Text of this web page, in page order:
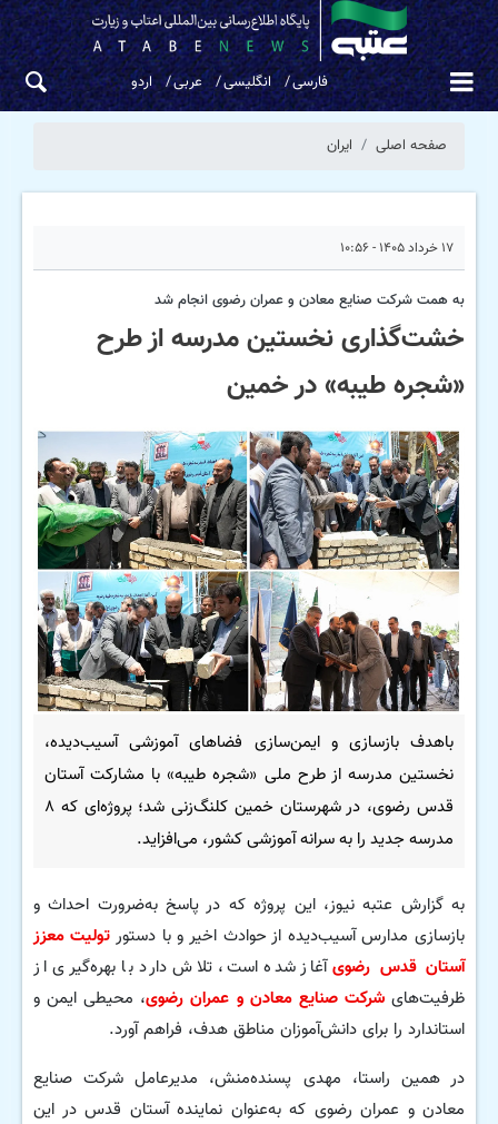
فارسی انگلیسی عربی اردو
صفحه اصلی ایران
۱۷ خرداد ۱۴۰۵ - ۱۰:۵۶
به همت شرکت صنایع معادن و عمران رضوی انجام شد
خشت‌گذاری نخستین مدرسه از طرح
«شجره طیبه» در خمین
باهدف بازسازی و ایمن‌سازی فضاهای آموزشی آسیب‌دیده،
نخستین مدرسه از طرح ملی «شجره طیبه» با مشارکت آستان
قدس رضوی، در شهرستان خمین کلنگ‌زنی شد؛ پروژه‌ای که ۸
مدرسه جدید را به سرانه آموزشی کشور، می‌افزاید.
به گزارش عتبه نیوز، این پروژه که در پاسخ به‌ضرورت احداث و
بازسازی مدارس آسیب‌دیده از حوادث اخیر و با دستورتولیت معزز
آستان قدس رضویآغاز شده است، تلاش دارد با بهره‌گیری از
ظرفیت‌هایشرکت صنایع معادن و عمران رضوی، محیطی ایمن و
استاندارد را برای دانش‌آموزان مناطق هدف، فراهم آورد.
در همین راستا، مهدی پسنده‌منش، مدیرعامل شرکت صنایع
معادن و عمران رضوی که به‌عنوان نماینده آستان قدس در این